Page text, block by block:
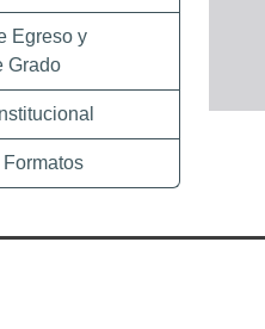
Egreso y
Grado